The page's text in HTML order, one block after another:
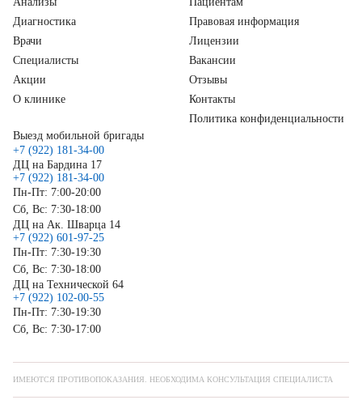
Диагностика
Врачи
Специалисты
Акции
О клинике
Правовая информация
Лицензии
Вакансии
Отзывы
Контакты
Политика конфиденциальности
Выезд мобильной бригады
+7 (922) 181-34-00
ДЦ на Бардина 17
+7 (922) 181-34-00
Пн-Пт: 7:00-20:00
Сб, Вс: 7:30-18:00
ДЦ на Ак. Шварца 14
+7 (922) 601-97-25
Пн-Пт: 7:30-19:30
Сб, Вс: 7:30-18:00
ДЦ на Технической 64
+7 (922) 102-00-55
Пн-Пт: 7:30-19:30
Сб, Вс: 7:30-17:00
ИМЕЮТСЯ ПРОТИВОПОКАЗАНИЯ. НЕОБХОДИМА КОНСУЛЬТАЦИЯ СПЕЦИАЛИСТА